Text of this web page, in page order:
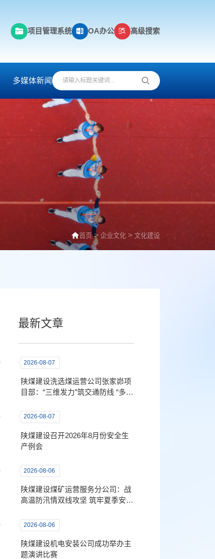
项目管理系统 OA办公 高级搜索
多媒体新闻
首页> 企业文化 > 文化建设
最新文章
2026-08-07
陕煤建设洗选煤运营公司张家峁项
目部：“三维发力”筑交通防线 “多措
2026-08-07
陕煤建设召开2026年8月份安全生
产例会
2026-08-06
陕煤建设煤矿运营服务分公司：战
高温防汛情双线攻坚 筑牢夏季安全
2026-08-06
陕煤建设机电安装公司成功举办主
题演讲比赛